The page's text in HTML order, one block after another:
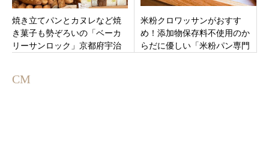
焼き立てパンとカヌレなど焼
き菓子も勢ぞろいの「ベーカ
リーサンロック」京都府宇治
米粉クロワッサンがおすす
め！添加物保存料不使用のか
らだに優しい「米粉パン専門
CM